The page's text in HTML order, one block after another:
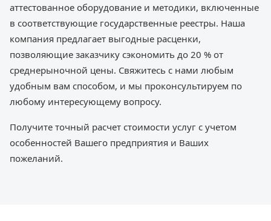
аттестованное оборудование и методики, включенные
в соответствующие государственные реестры. Наша
компания предлагает выгодные расценки,
позволяющие заказчику сэкономить до 20 % от
среднерыночной цены. Свяжитесь с нами любым
удобным вам способом, и мы проконсультируем по
любому интересующему вопросу.
Получите точный расчет стоимости услуг с учетом
особенностей Вашего предприятия и Ваших
пожеланий.